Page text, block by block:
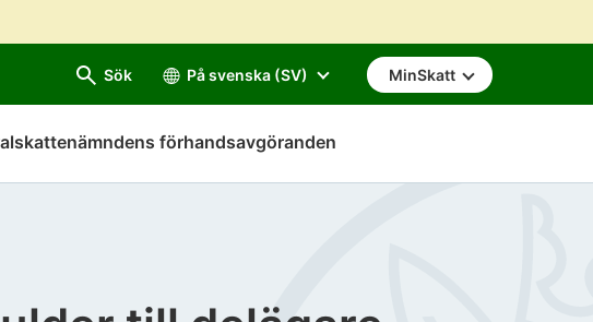
Sök På svenska (SV) MinSkatt
förhandsavgöranden